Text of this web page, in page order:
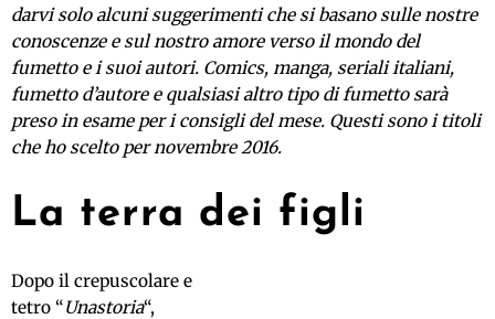
darvi solo alcuni suggerimenti che si basano sulle nostre
conoscenze e sul nostro amore verso il mondo del
fumetto e i suoi autori. Comics, manga, seriali italiani,
fumetto d’autore e qualsiasi altro tipo di fumetto sarà
preso in esame per i consigli del mese. Questi sono i titoli
che ho scelto per novembre 2016.
La terra dei figli
Dopo il crepuscolare e
tetro “Unastoria“,